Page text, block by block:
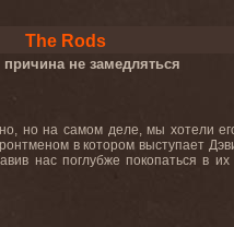
The Rods
причина не замедляться
но на самом деле, мы хотели
в котором выступает
нас поглубже покопаться в